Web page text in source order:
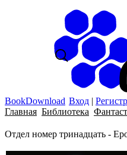
BookDownload Вход |
Главная Библиотека
Отдел номер тринадцать -